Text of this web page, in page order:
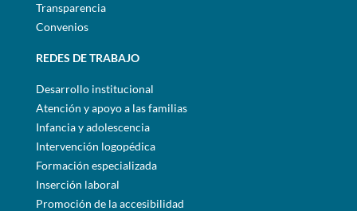
Transparencia
Convenios
REDES DE TRABAJO
Desarrollo institucional
Atención y apoyo a las familias
Infancia y adolescencia
Intervención logopédica
Formación especializada
Inserción laboral
Promoción de la accesibilidad